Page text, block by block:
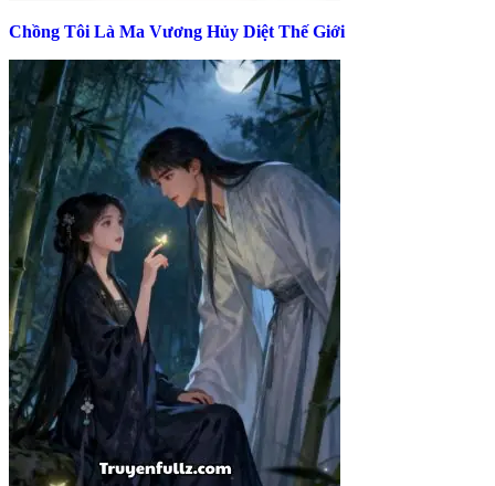
Chồng Tôi Là Ma Vương Hủy Diệt Thế Giới